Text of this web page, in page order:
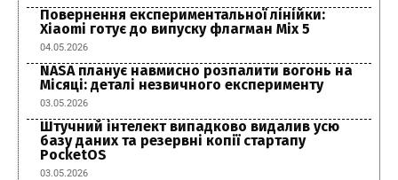
Повернення експериментальної лінійки:
Xiaomi готує до випуску флагман Mix 5
04.05.2026
NASA планує навмисно розпалити вогонь на
Місяці: деталі незвичного експерименту
03.05.2026
Штучний інтелект випадково видалив усю
базу даних та резервні копії стартапу
PocketOS
03.05.2026